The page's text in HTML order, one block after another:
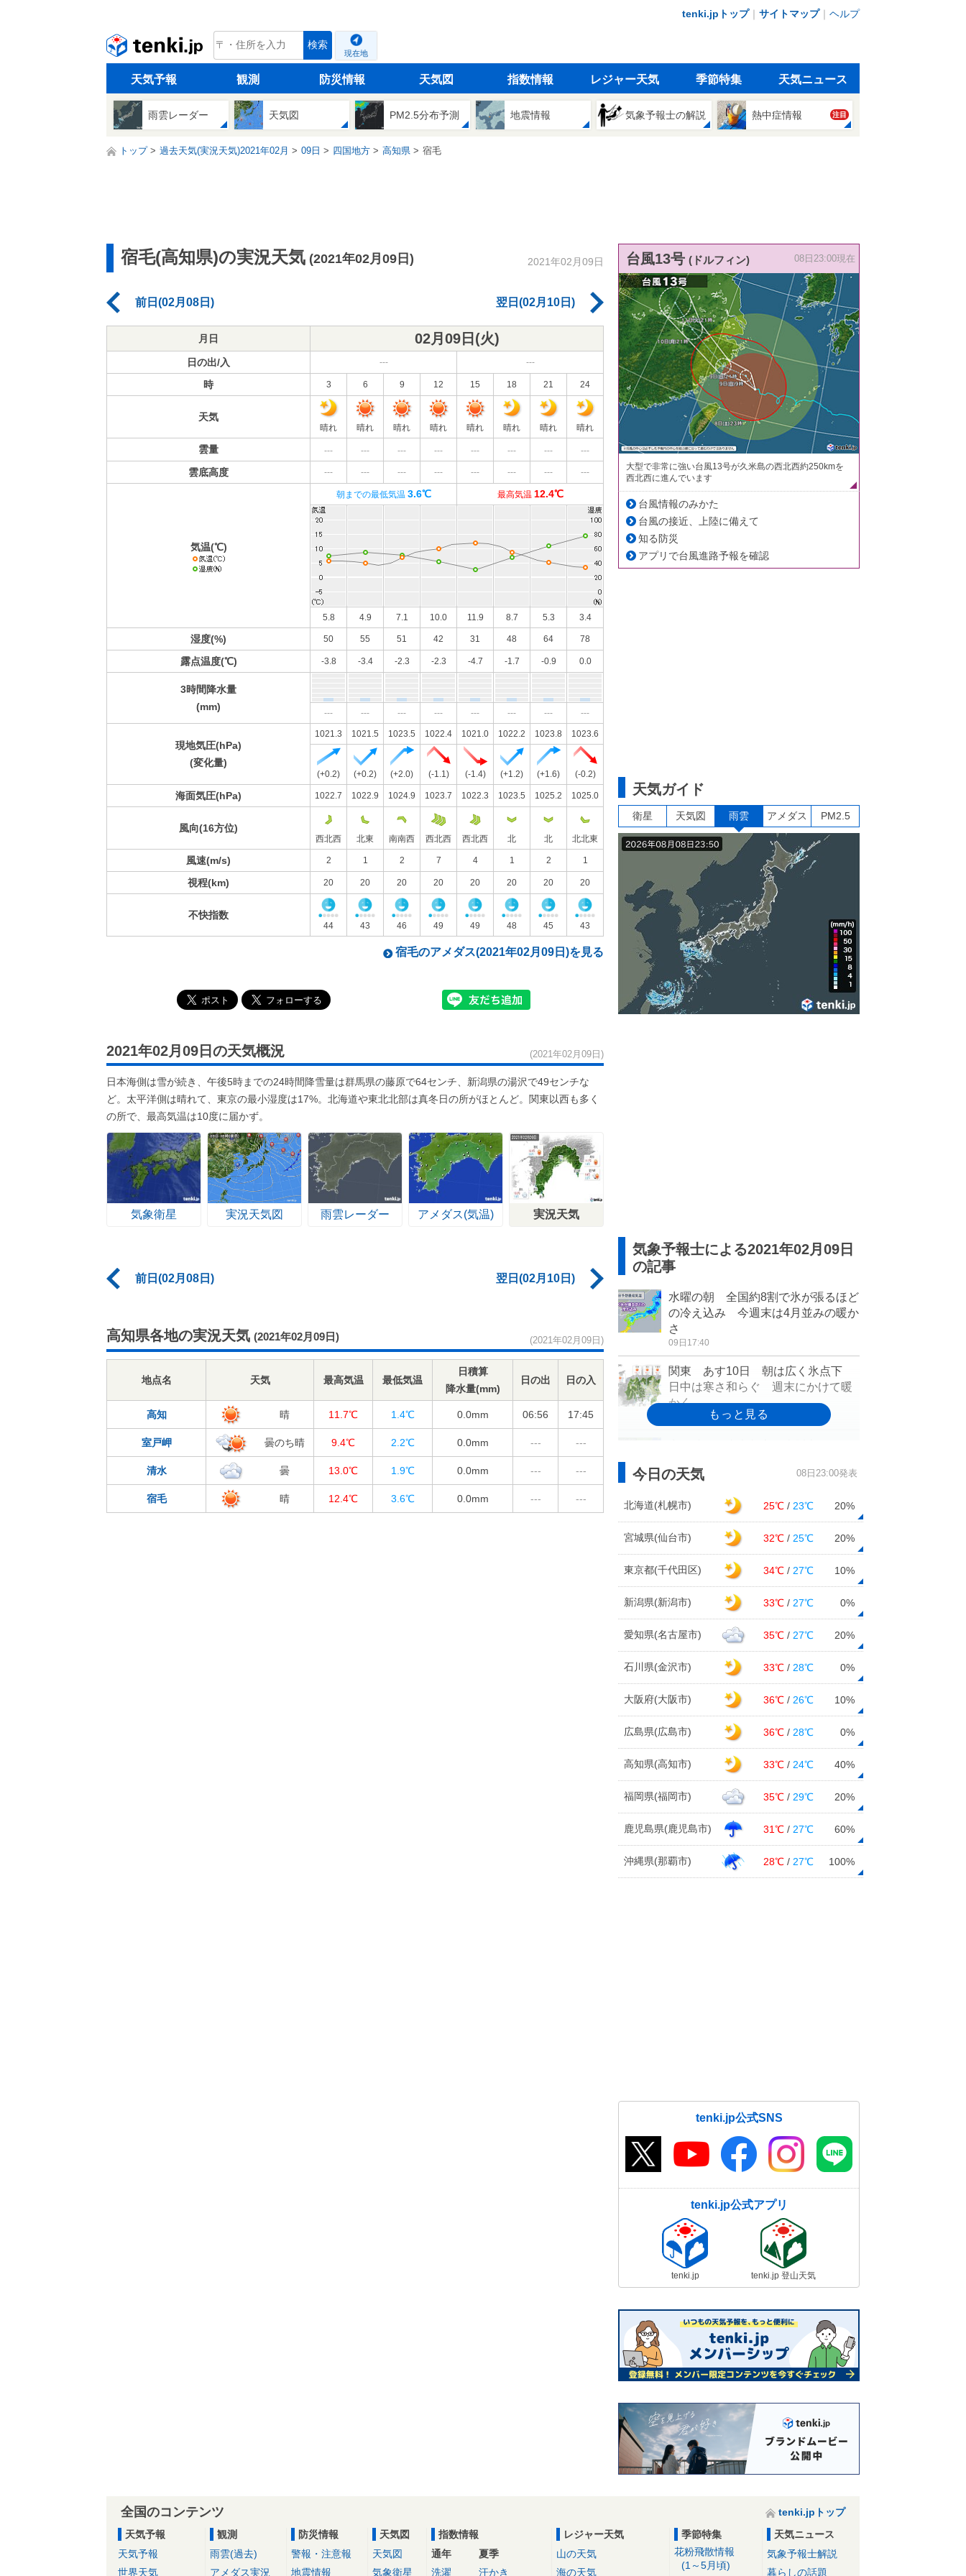
tenki.jpトップ｜ サイトマップ｜ ヘルプ
tenki.jp 検索
現在地
天気予報 観測 防災情報 天気図 指数情報 レジャー天気 季節特集 天気ニュース
雨雲レーダー 天気図 PM2.5分布予測 地震情報 気象予報士の解説 熱中症情報 注目
トップ 過去天気(実況天気)2021年02月 09日 四国地方 高知県 宿毛
宿毛(高知県)の実況天気 (2021年02月09日) 2021年02月09日
前日(02月08日) 翌日(02月10日)
月日 02月09日(火)
日の出/入 --- ---
時 3 6 9 12 15 18 21 24
天気
晴れ 晴れ 晴れ 晴れ 晴れ 晴れ 晴れ 晴れ
雲量 --- --- --- --- --- --- --- ---
雲底高度 --- --- --- --- --- --- --- ---
気温(℃)
朝までの最低気温 3.6℃ 最高気温 12.4℃
5.8 4.9 7.1 10.0 11.9 8.7 5.3 3.4
湿度(%) 50 55 51 42 31 48 64 78
露点温度(℃) -3.8 -3.4 -2.3 -2.3 -4.7 -1.7 -0.9 0.0
3時間降水量
(mm)
--- --- --- --- --- --- --- ---
現地気圧(hPa)
(変化量)
1021.3 1021.5 1023.5 1022.4 1021.0 1022.2 1023.8 1023.6
(+0.2) (+0.2) (+2.0) (-1.1) (-1.4) (+1.2) (+1.6) (-0.2)
海面気圧(hPa) 1022.7 1022.9 1024.9 1023.7 1022.3 1023.5 1025.2 1025.0
風向(16方位)
西北西 北東 南南西 西北西 西北西 北 北 北北東
風速(m/s) 2 1 2 7 4 1 2 1
視程(km) 20 20 20 20 20 20 20 20
不快指数
44 43 46 49 49 48 45 43
宿毛のアメダス(2021年02月09日)を見る
2021年02月09日の天気概況 (2021年02月09日)
日本海側は雪が続き、午後5時までの24時間降雪量は群馬県の藤原で64センチ、新潟県の湯沢で49センチな
ど。太平洋側は晴れて、東京の最小湿度は17%。北海道や東北北部は真冬日の所がほとんど。関東以西も多く
の所で、最高気温は10度に届かず。
気象衛星 実況天気図 雨雲レーダー アメダス(気温) 実況天気
前日(02月08日) 翌日(02月10日)
高知県各地の実況天気 (2021年02月09日) (2021年02月09日)
地点名 天気 最高気温 最低気温
日積算
降水量(mm)
日の出 日の入
高知 晴 11.7℃ 1.4℃ 0.0mm 06:56 17:45
室戸岬 曇のち晴 9.4℃ 2.2℃ 0.0mm --- ---
清水 曇 13.0℃ 1.9℃ 0.0mm --- ---
宿毛 晴 12.4℃ 3.6℃ 0.0mm --- ---
台風13号 (ドルフィン) 08日23:00現在
大型で非常に強い台風13号が久米島の西北西約250kmを
西北西に進んでいます
台風情報のみかた
台風の接近、上陸に備えて
知る防災
アプリで台風進路予報を確認
天気ガイド
衛星 天気図 雨雲 アメダス PM2.5
気象予報士による2021年02月09日
の記事
水曜の朝 全国約8割で氷が張るほど
の冷え込み 今週末は4月並みの暖か
さ
09日17:40
関東 あす10日 朝は広く氷点下
日中は寒さ和らぐ 週末にかけて暖
かく
09日15:19
関東甲信 空気カラカラ 東京都心
など最小湿度10パーセント台
09日14:36
東北 あす(水)は厳しい寒さ緩む 週
末は桜が咲く頃の陽気に?
日本海側を中心に積雪増 群馬県み
なかみ町藤原で12時間降雪量47セン
チ
09日12:12
週間 春の空気が流入 雪どけ進
む 関東以西は花粉シーズンへ
九州 今週後半は春の暖かさに ス
ギ花粉急増か
09日10:57
9日 お帰り時間の傘予報 日本海側
で雪
9日 強い寒気 厳しい寒さに 日本
今日の天気 08日23:00発表
北海道(札幌市) 25℃ / 23℃ 20%
宮城県(仙台市) 32℃ / 25℃ 20%
東京都(千代田区) 34℃ / 27℃ 10%
新潟県(新潟市) 33℃ / 27℃ 0%
愛知県(名古屋市) 35℃ / 27℃ 20%
石川県(金沢市) 33℃ / 28℃ 0%
大阪府(大阪市) 36℃ / 26℃ 10%
広島県(広島市) 36℃ / 28℃ 0%
高知県(高知市) 33℃ / 24℃ 40%
福岡県(福岡市) 35℃ / 29℃ 20%
鹿児島県(鹿児島市) 31℃ / 27℃ 60%
沖縄県(那覇市) 28℃ / 27℃ 100%
tenki.jp公式SNS
tenki.jp公式アプリ
tenki.jp tenki.jp 登山天気
全国のコンテンツ
tenki.jpトップ
天気予報
天気予報
世界天気
観測
雨雲(過去)
アメダス実況
防災情報
警報・注意報
地震情報
天気図
天気図
気象衛星
指数情報
通年
洗濯
夏季
汗かき
レジャー天気
山の天気
海の天気
季節特集
花粉飛散情報
(1～5月頃)
天気ニュース
気象予報士解説
暮らしの話題